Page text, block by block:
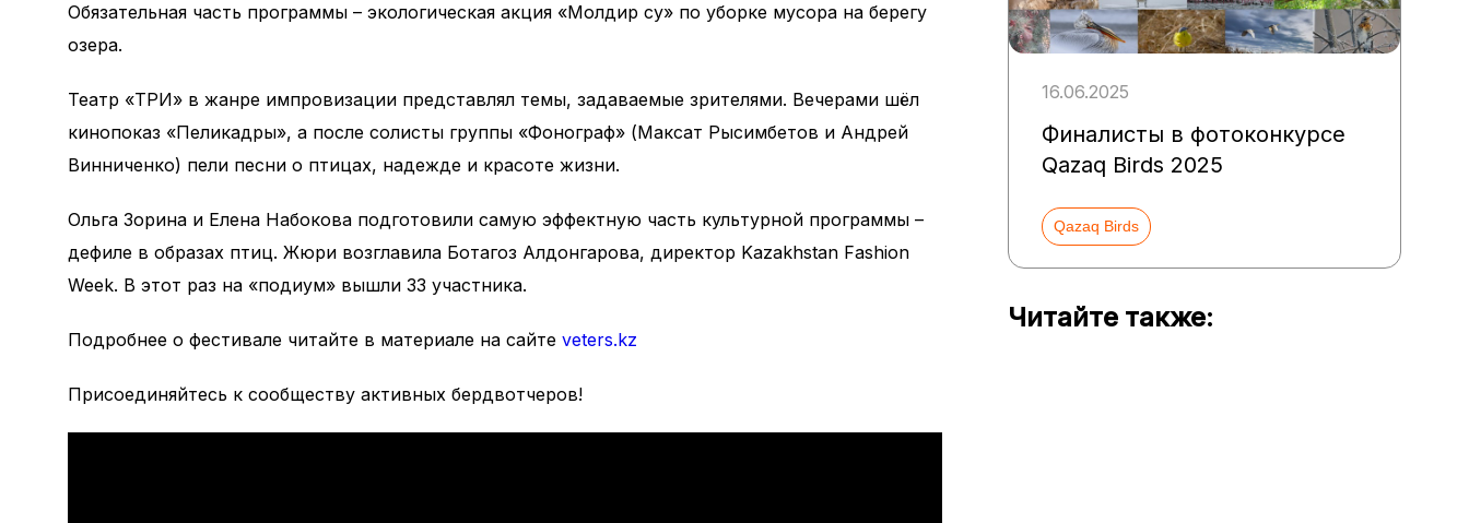
Обязательная часть программы – экологическая акция «Молдир су» по уборке мусора на берегу
озера.
Театр «ТРИ» в жанре импровизации представлял темы, задаваемые зрителями. Вечерами шёл
кинопоказ «Пеликадры», а после солисты группы «Фонограф» (Максат Рысимбетов и Андрей
Винниченко) пели песни о птицах, надежде и красоте жизни.
Ольга Зорина и Елена Набокова подготовили самую эффектную часть культурной программы –
дефиле в образах птиц. Жюри возглавила Ботагоз Алдонгарова, директор Kazakhstan Fashion
Week. В этот раз на «подиум» вышли 33 участника.
Подробнее о фестивале читайте в материале на сайте veters.kz
Присоединяйтесь к сообществу активных бердвотчеров!
16.06.2025
Финалисты в фотоконкурсе
Qazaq Birds 2025
Qazaq Birds
Читайте также: